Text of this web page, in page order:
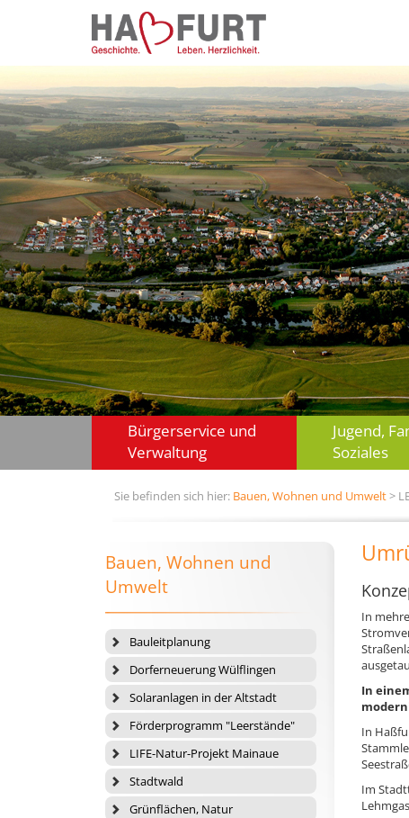
Bürgerservice und
Verwaltung
Jugend,
Soziales
Sie befinden sich hier: Bauen, Wohnen und Umwelt>
Bauen, Wohnen und
Umwelt
Bauleitplanung
Dorferneuerung Wülflingen
Solaranlagen in der Altstadt
Förderprogramm "Leerstände"
LIFE-Natur-Projekt Mainaue
Stadtwald
Grünflächen, Natur
In
In
In
Im